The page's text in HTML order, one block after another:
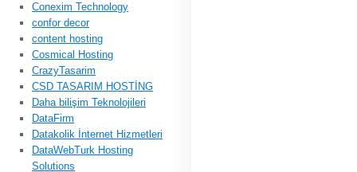
Conexim Technology
confor decor
content hosting
Cosmical Hosting
CrazyTasarim
CSD TASARIM HOSTİNG
Daha bilişim Teknolojileri
DataFirm
Datakolik İnternet Hizmetleri
DataWebTurk Hosting
Solutions